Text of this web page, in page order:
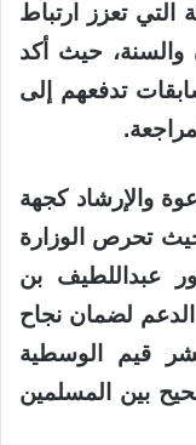
التي تعزز ارتباط
والسنة، حيث أكد
تدفعهم إلى
والإرشاد كجهة
تحرص الوزارة
عبداللطيف بن
لضمان نجاح
قيم الوسطية
بين المسلمين